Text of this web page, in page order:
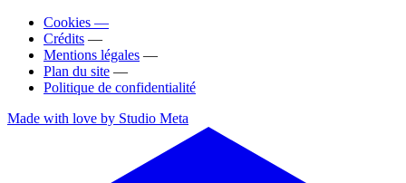
Cookies —
Crédits —
Mentions légales —
Plan du site —
Politique de confidentialité
Made with love by Studio Meta